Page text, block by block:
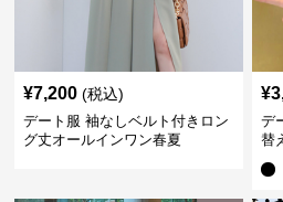
¥7,200 (税込)
デート服 袖なしベルト付きロン
グ丈オールインワン春夏
¥
デ
替